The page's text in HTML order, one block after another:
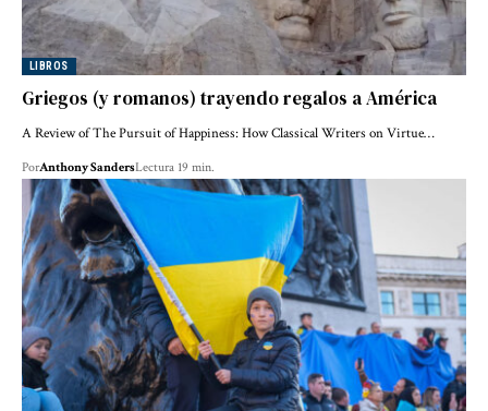
LIBROS
Griegos (y romanos) trayendo regalos a América
A Review of The Pursuit of Happiness: How Classical Writers on Virtue…
PorAnthony SandersLectura 19 min.